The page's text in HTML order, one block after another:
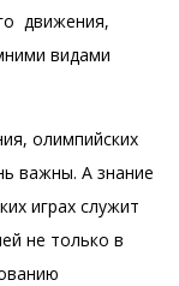
движения,
видами
олимпийских
важны. А знание
играх служит
не только в